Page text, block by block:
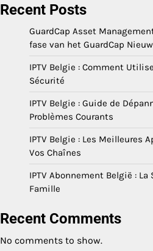
Recent Posts
GuardCap Asset
fase van het GuardCap
IPTV Belgie : Comment
Sécurité
IPTV Belgie : Guide de
Problèmes Courants
IPTV Belgie : Les Meilleures
Vos Chaînes
IPTV Abonnement België :
Famille
Recent Comments
No comments to show.